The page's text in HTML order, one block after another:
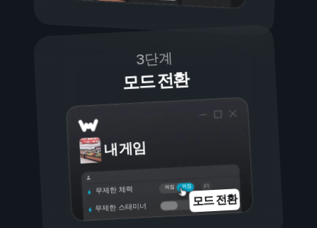
3단계
모드 전환
내 게임
켜짐
꺼짐
무제한 체력
무제한 스태미너 모드 전환